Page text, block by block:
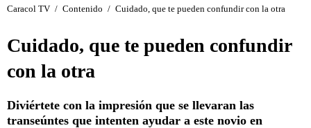
Caracol TV / Contenido / Cuidado, que te pueden confundir con la otra
Cuidado, que te pueden confundir
con la otra
Diviértete con la impresión que se llevaran las
transeúntes que intenten ayudar a este novio en